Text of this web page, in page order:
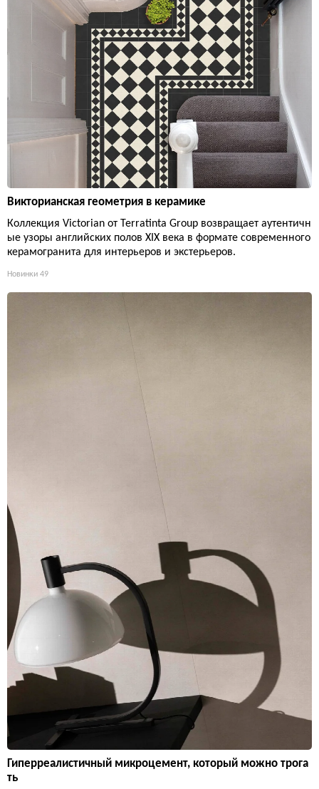
Викторианская геометрия в керамике
Коллекция Victorian от Terratinta Group возвращает аутентичн
ые узоры английских полов XIX века в формате современного
керамогранита для интерьеров и экстерьеров.
Новинки 49
Гиперреалистичный микроцемент, который можно трога
ть